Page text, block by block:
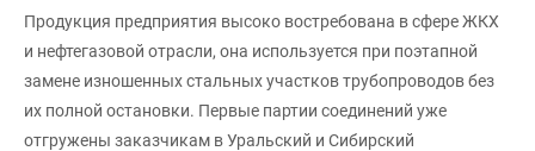
Продукция предприятия высоко востребована в сфере ЖКХ
и нефтегазовой отрасли, она используется при поэтапной
замене изношенных стальных участков трубопроводов без
их полной остановки. Первые партии соединений уже
отгружены заказчикам в Уральский и Сибирский